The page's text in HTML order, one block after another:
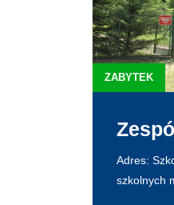
ZABYTEK
Adres:
szkolnych